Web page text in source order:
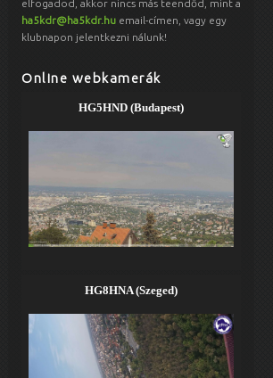
elfogadod, akkor nincs más teendőd, mint a
ha5kdr@ha5kdr.hu email-címen, vagy egy
klubnapon jelentkezni nálunk!
Online webkamerák